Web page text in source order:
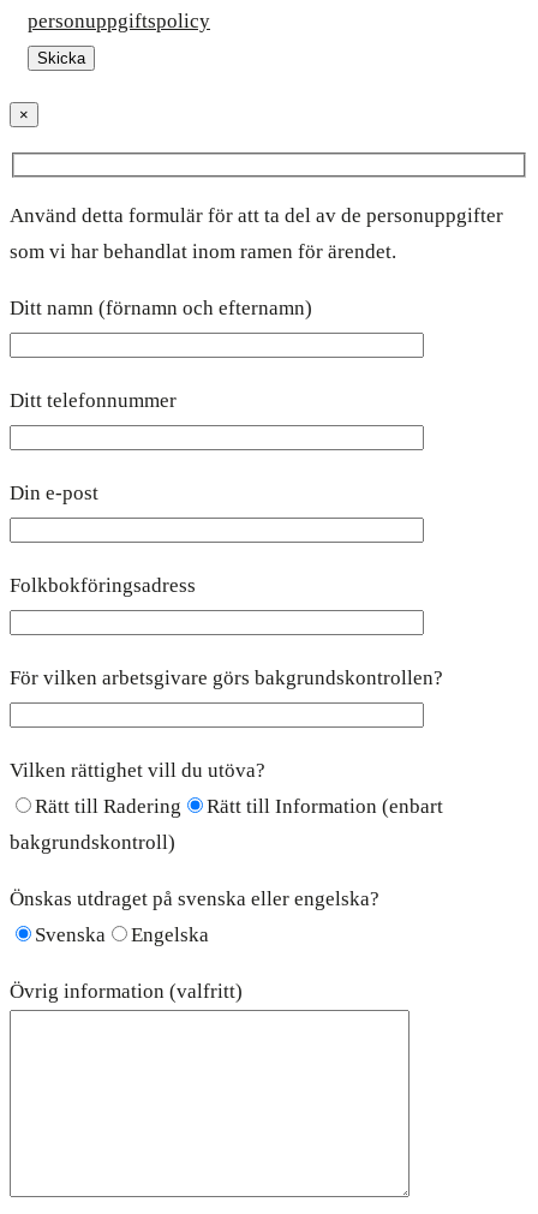
personuppgiftspolicy
×
Använd detta formulär för att ta del av de personuppgifter
som vi har behandlat inom ramen för ärendet.
Ditt namn (förnamn och efternamn)
Ditt telefonnummer
Din e-post
Folkbokföringsadress
För vilken arbetsgivare görs bakgrundskontrollen?
Vilken rättighet vill du utöva?
Rätt till Radering
Rätt till Information (enbart
bakgrundskontroll)
Önskas utdraget på svenska eller engelska?
Svenska
Engelska
Övrig information (valfritt)